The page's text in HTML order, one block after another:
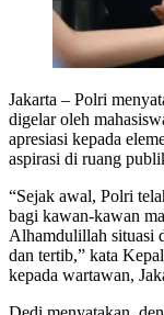
Jakarta – Polri
digelar oleh
apresiasi kepada
aspirasi di ruang
“Sejak awal, Polri
bagi kawan-kawan
Alhamdulillah situasi
dan tertib,” kata
kepada wartawan,